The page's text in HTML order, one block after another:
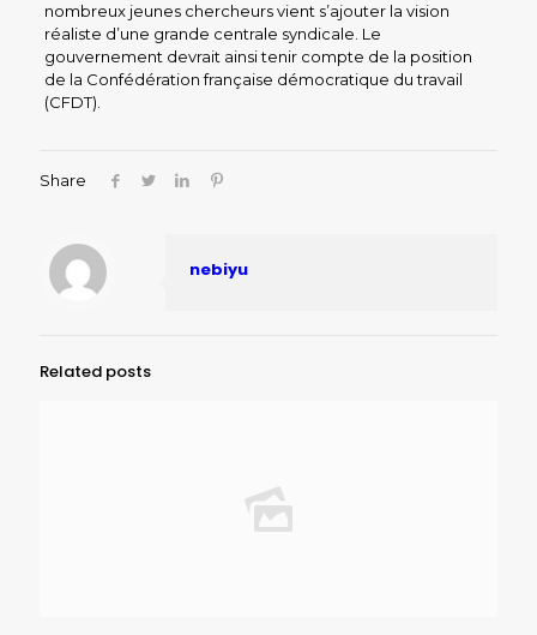
nombreux jeunes chercheurs vient s’ajouter la vision
réaliste d’une grande centrale syndicale. Le
gouvernement devrait ainsi tenir compte de la position
de la Confédération française démocratique du travail
(CFDT).
Share
nebiyu
Related posts